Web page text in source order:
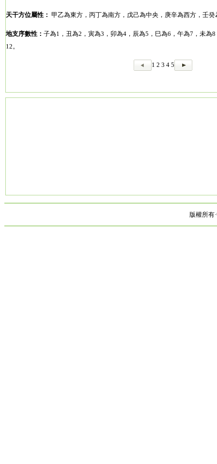
天干方位屬性： 甲乙為東方，丙丁為南方，戊己為中央，庚辛為西方，壬癸
地支序數性： 子為1，丑為2，寅為3，卯為4，辰為5，巳為6，午為7，未為
12。
1 2 3 4 5
版權所有